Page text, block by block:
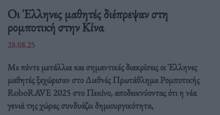
Οι Έλληνες μαθητές διέπρεψαν στη
ρομποτική στην Κίνα
28.08.25
Με πέντε μετάλλια και σημαντικές διακρίσεις οι Έλληνες
μαθητές ξεχώρισαν στο Διεθνές Πρωτάθλημα Ρομποτικής
RoboRAVE 2025 στο Πεκίνο, αποδεικνύοντας ότι η νέα
γενιά της χώρας συνδυάζει δημιουργικότητα,